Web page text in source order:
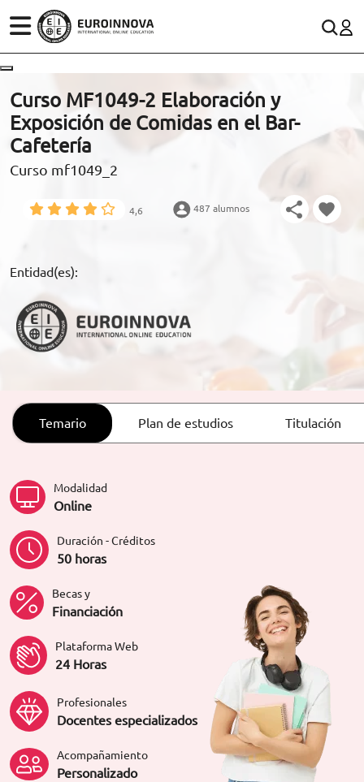
ÁREAS
ESTUDIOS
CONOCE EUROINNOVA
RECURSOS EDUCATIVOS
ARTÍCULOS
(+34)958 050 200 (gratuito en España)
900 831 200
formacion@euroinnova.com
Curso MF1049-2 Elaboración y
Exposición de Comidas en el Bar-
Cafetería
Curso mf1049_2
4,6 487 alumnos
Entidad(es):
Temario Plan de estudios Titulación
Modalidad
Online
Duración - Créditos
50 horas
Becas y
Financiación
Plataforma Web
24 Horas
Profesionales
Docentes especializados
Acompañamiento
Personalizado